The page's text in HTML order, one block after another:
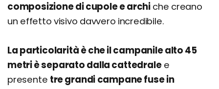
composizione di cupole e archi che creano
un effetto visivo davvero incredibile.
La particolarità è che il campanile alto 45
metri è separato dalla cattedralee
presente tre grandi campane fuse in